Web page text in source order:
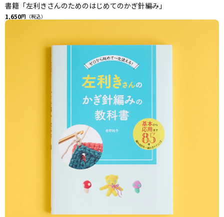
書籍「左利きさんのためのはじめてのかぎ針編み」
1,650円（税込）